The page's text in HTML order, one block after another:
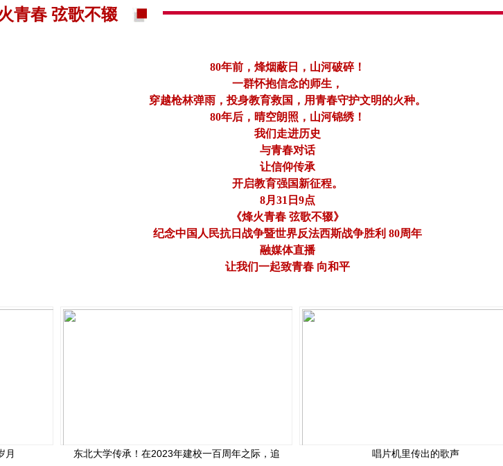
青春 弦歌不辍
80年前，烽烟蔽日，山河破碎！
一群怀抱信念的师生，
穿越枪林弹雨，投身教育救国，用青春守护文明的火种。
80年后，晴空朗照，山河锦绣！
我们走进历史
与青春对话
让信仰传承
开启教育强国新征程。
8月31日9点
《烽火青春 弦歌不辍》
纪念中国人民抗日战争暨世界反法西斯战争胜利 80周年
融媒体直播
让我们一起致青春 向和平
月 东北大学传承！在2023年建校一百周年之际，追 唱片机里传出的歌声